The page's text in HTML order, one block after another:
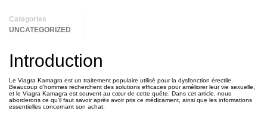
Categories
UNCATEGORIZED
Introduction
Le Viagra Kamagra est un traitement populaire utilisé pour la dysfonction érectile.
Beaucoup d’hommes recherchent des solutions efficaces pour améliorer leur vie sexuelle,
et le Viagra Kamagra est souvent au cœur de cette quête. Dans cet article, nous
aborderons ce qu’il faut savoir après avoir pris ce médicament, ainsi que les informations
essentielles concernant son achat.